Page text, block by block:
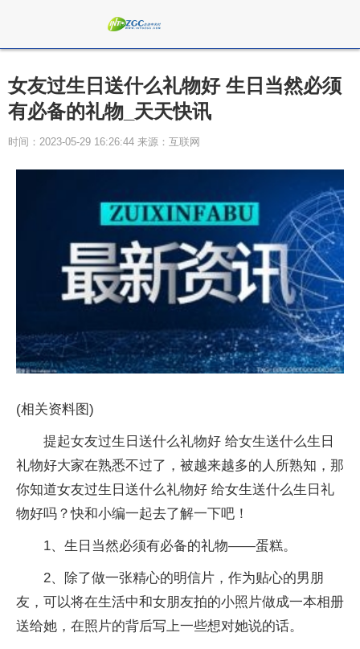
女友过生日送什么礼物好 生日当然必须
有必备的礼物_天天快讯
时间：2023-05-29 16:26:44 来源：互联网
(相关资料图)
提起女友过生日送什么礼物好 给女生送什么生日
礼物好大家在熟悉不过了，被越来越多的人所熟知，那
你知道女友过生日送什么礼物好 给女生送什么生日礼
物好吗？快和小编一起去了解一下吧！
1、生日当然必须有必备的礼物——蛋糕。
2、除了做一张精心的明信片，作为贴心的男朋
友，可以将在生活中和女朋友拍的小照片做成一本相册
送给她，在照片的背后写上一些想对她说的话。